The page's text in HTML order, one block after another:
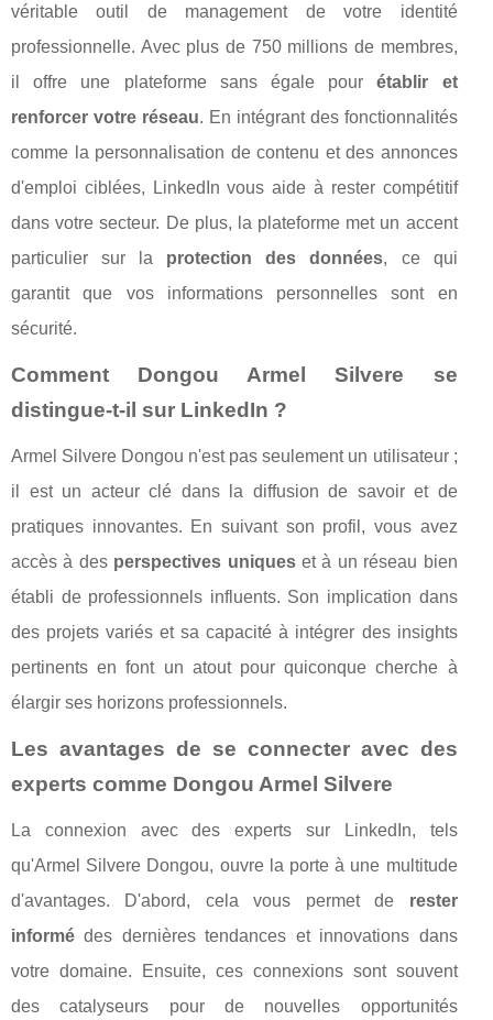
véritable outil de management de votre identité
professionnelle. Avec plus de 750 millions de membres,
il offre une plateforme sans égale pourétablir et
renforcer votre réseau. En intégrant des fonctionnalités
comme la personnalisation de contenu et des annonces
d'emploi ciblées, LinkedIn vous aide à rester compétitif
dans votre secteur. De plus, la plateforme met un accent
particulier sur la protection des données, ce qui
garantit que vos informations personnelles sont en
sécurité.
Comment Dongou Armel Silvere se
distingue-t-il sur LinkedIn ?
Armel Silvere Dongou n'est pas seulement un utilisateur ;
il est un acteur clé dans la diffusion de savoir et de
pratiques innovantes. En suivant son profil, vous avez
accès à des perspectives uniqueset à un réseau bien
établi de professionnels influents. Son implication dans
des projets variés et sa capacité à intégrer des insights
pertinents en font un atout pour quiconque cherche à
élargir ses horizons professionnels.
Les avantages de se connecter avec des
experts comme Dongou Armel Silvere
La connexion avec des experts sur LinkedIn, tels
qu'Armel Silvere Dongou, ouvre la porte à une multitude
d'avantages. D'abord, cela vous permet de rester
informé des dernières tendances et innovations dans
votre domaine. Ensuite, ces connexions sont souvent
des catalyseurs pour de nouvelles opportunités